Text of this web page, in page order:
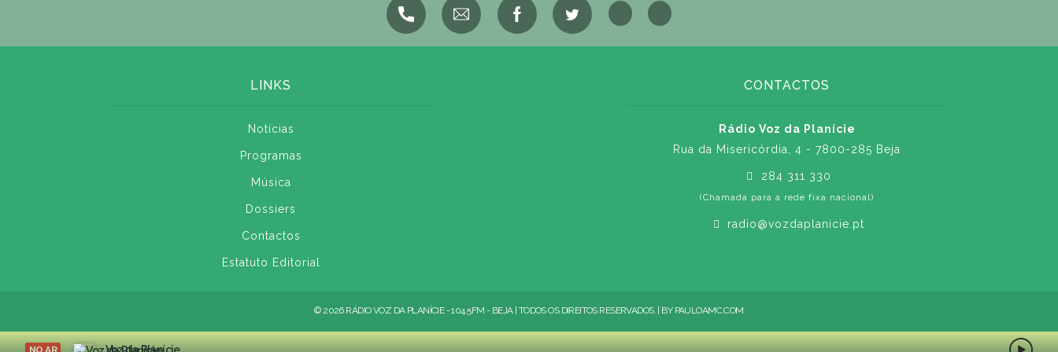
LINKS
Notícias
Programas
Música
Dossiers
Contactos
Estatuto Editorial
CONTACTOS
Rádio Voz da Planície
Rua da Misericórdia, 4 - 7800-285 Beja
284 311 330
(Chamada para a rede fixa nacional)
radio@vozdaplanicie.pt
© 2026 RÁDIO VOZ DA PLANÍCIE - 104.5FM - BEJA | TODOS OS DIREITOS RESERVADOS. | BY PAULOAMC.COM
NO AR